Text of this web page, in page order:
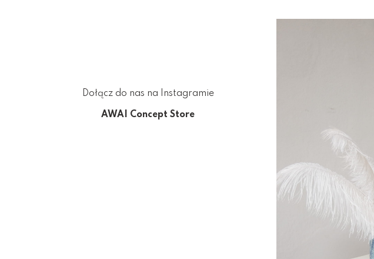
Dołącz do nas na Instagramie
AWAI Concept Store